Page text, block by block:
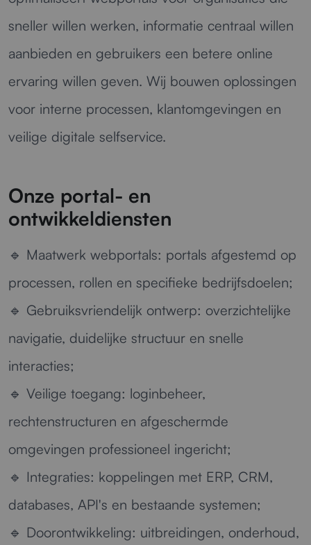
sneller willen werken, informatie centraal willen
aanbieden en gebruikers een betere online
ervaring willen geven. Wij bouwen oplossingen
voor interne processen, klantomgevingen en
veilige digitale selfservice.
Onze portal- en
ontwikkeldiensten
🔹 Maatwerk webportals: portals afgestemd op
processen, rollen en specifieke bedrijfsdoelen;
🔹 Gebruiksvriendelijk ontwerp: overzichtelijke
navigatie, duidelijke structuur en snelle
interacties;
🔹 Veilige toegang: loginbeheer,
rechtenstructuren en afgeschermde
omgevingen professioneel ingericht;
🔹 Integraties: koppelingen met ERP, CRM,
databases, API's en bestaande systemen;
🔹 Doorontwikkeling: uitbreidingen, onderhoud,